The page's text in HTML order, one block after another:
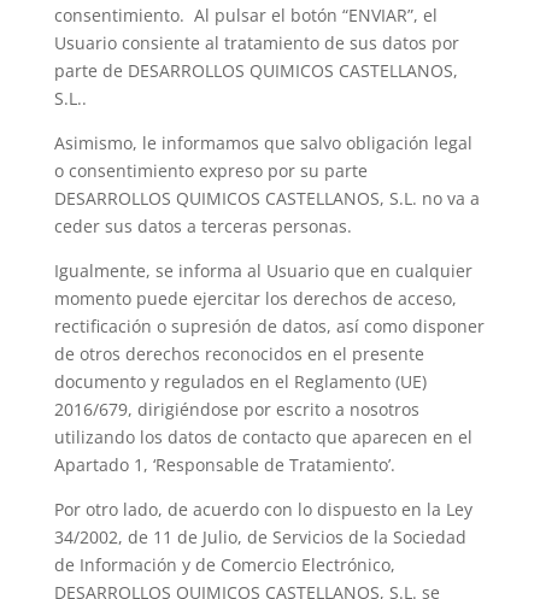
consentimiento. Al pulsar el botón “ENVIAR”, el
Usuario consiente al tratamiento de sus datos por
parte de DESARROLLOS QUIMICOS CASTELLANOS,
S.L..
Asimismo, le informamos que salvo obligación legal
o consentimiento expreso por su parte
DESARROLLOS QUIMICOS CASTELLANOS, S.L. no va a
ceder sus datos a terceras personas.
Igualmente, se informa al Usuario que en cualquier
momento puede ejercitar los derechos de acceso,
rectificación o supresión de datos, así como disponer
de otros derechos reconocidos en el presente
documento y regulados en el Reglamento (UE)
2016/679, dirigiéndose por escrito a nosotros
utilizando los datos de contacto que aparecen en el
Apartado 1, ‘Responsable de Tratamiento’.
Por otro lado, de acuerdo con lo dispuesto en la Ley
34/2002, de 11 de Julio, de Servicios de la Sociedad
de Información y de Comercio Electrónico,
DESARROLLOS QUIMICOS CASTELLANOS, S.L. se